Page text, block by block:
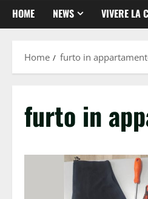
HOME NEWS VIVERE LA
Home furto in
furto in